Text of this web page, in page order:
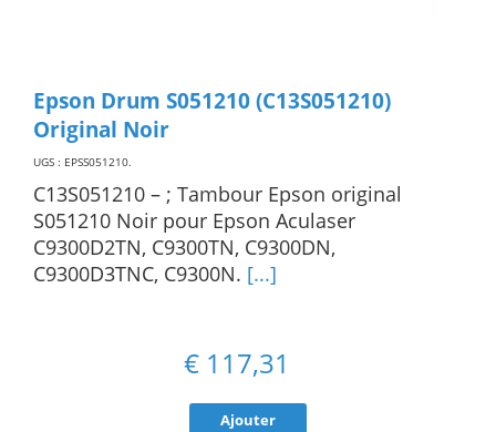
Epson Drum S051210 (C13S051210)
Original Noir
UGS : EPSS051210.
C13S051210 – ; Tambour Epson original
S051210 Noir pour Epson Aculaser
C9300D2TN, C9300TN, C9300DN,
C9300D3TNC, C9300N. [...]
€ 117,31
Ajouter